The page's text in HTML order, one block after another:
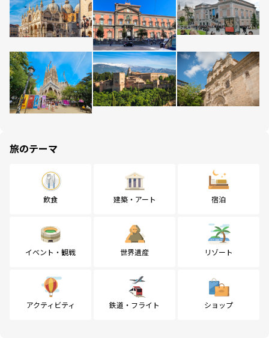
旅のテーマ
飲食 建築・アート 宿泊
イベント・観戦 世界遺産 リゾート
アクティビティ 鉄道・フライト ショップ